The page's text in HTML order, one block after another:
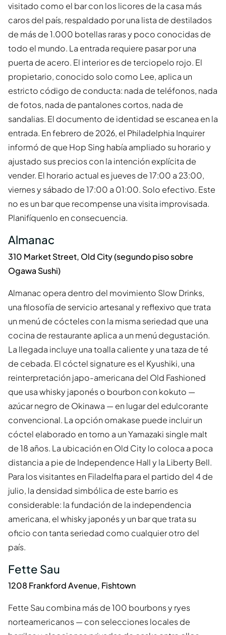
visitado como el bar con los licores de la casa más
caros del país, respaldado por una lista de destilados
de más de 1.000 botellas raras y poco conocidas de
todo el mundo. La entrada requiere pasar por una
puerta de acero. El interior es de terciopelo rojo. El
propietario, conocido solo como Lee, aplica un
estricto código de conducta: nada de teléfonos, nada
de fotos, nada de pantalones cortos, nada de
sandalias. El documento de identidad se escanea en la
entrada. En febrero de 2026, el Philadelphia Inquirer
informó de que Hop Sing había ampliado su horario y
ajustado sus precios con la intención explícita de
vender. El horario actual es jueves de 17:00 a 23:00,
viernes y sábado de 17:00 a 01:00. Solo efectivo. Este
no es un bar que recompense una visita improvisada.
Planifíquenlo en consecuencia.
Almanac
310 Market Street, Old City (segundo piso sobre
Ogawa Sushi)
Almanac opera dentro del movimiento Slow Drinks,
una filosofía de servicio artesanal y reflexivo que trata
un menú de cócteles con la misma seriedad que una
cocina de restaurante aplica a un menú degustación.
La llegada incluye una toalla caliente y una taza de té
de cebada. El cóctel signature es el Kyushiki, una
reinterpretación japo-americana del Old Fashioned
que usa whisky japonés o bourbon con kokuto —
azúcar negro de Okinawa — en lugar del edulcorante
convencional. La opción omakase puede incluir un
cóctel elaborado en torno a un Yamazaki single malt
de 18 años. La ubicación en Old City lo coloca a poca
distancia a pie de Independence Hall y la Liberty Bell.
Para los visitantes en Filadelfia para el partido del 4 de
julio, la densidad simbólica de este barrio es
considerable: la fundación de la independencia
americana, el whisky japonés y un bar que trata su
oficio con tanta seriedad como cualquier otro del
país.
Fette Sau
1208 Frankford Avenue, Fishtown
Fette Sau combina más de 100 bourbons y ryes
norteamericanos — con selecciones locales de